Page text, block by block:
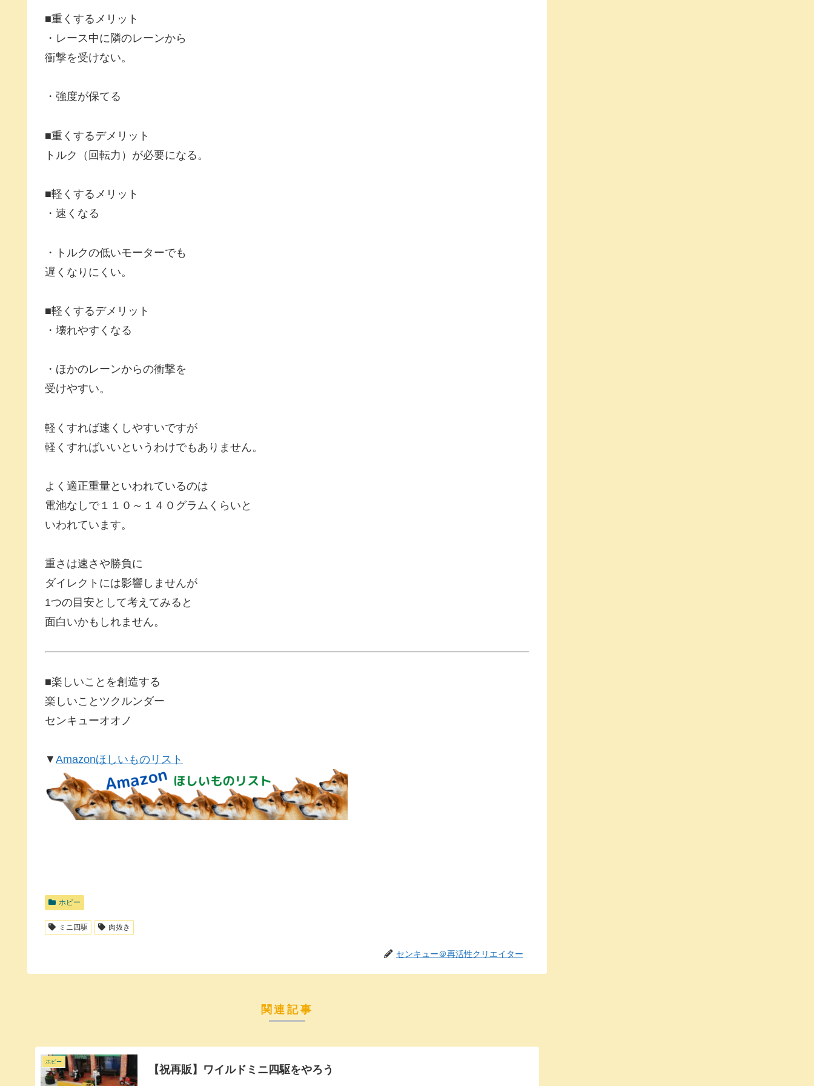
■重くするメリット
・レース中に隣のレーンから
衝撃を受けない。
・強度が保てる
■重くするデメリット
トルク（回転力）が必要になる。
■軽くするメリット
・速くなる
・トルクの低いモーターでも
遅くなりにくい。
■軽くするデメリット
・壊れやすくなる
・ほかのレーンからの衝撃を
受けやすい。
軽くすれば速くしやすいですが
軽くすればいいというわけでもありません。
よく適正重量といわれているのは
電池なしで１１０～１４０グラムくらいと
いわれています。
重さは速さや勝負に
ダイレクトには影響しませんが
1つの目安として考えてみると
面白いかもしれません。
■楽しいことを創造する
楽しいことツクルンダー
センキューオオノ
▼ Amazonほしいものリスト
ホビー
ミニ四駆 肉抜き
センキュー＠再活性クリエイター
関連記事
ホビー
【祝再販】ワイルドミニ四駆をやろう